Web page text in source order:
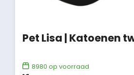
8980 op voorraad